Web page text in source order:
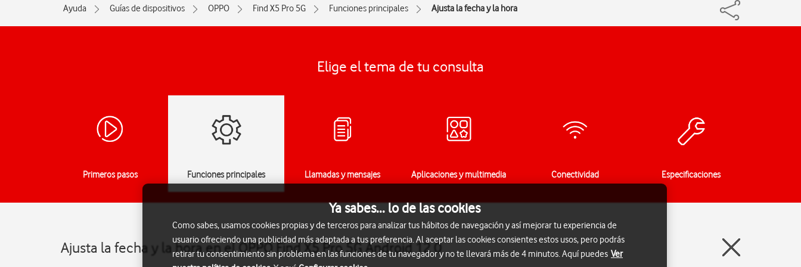
Ayuda Guías de dispositivos OPPO Find X5 Pro 5G Funciones principales Ajusta la fecha y la hora
Elige el tema de tu consulta
Primeros pasos Funciones principales Llamadas y mensajes Aplicaciones y multimedia Conectividad Especificaciones
Ajusta la fecha y la hora en el OPPO Find X5 Pro 5G Android 12.0
Ya sabes... lo de las cookies
Como sabes, usamos cookies propias y de terceros para analizar tus hábitos de navegación y así mejorar tu experiencia de
usuario ofreciendo una publicidad más adaptada a tus preferencia. Al aceptar las cookies consientes estos usos, pero podrás
retirar tu consentimiento sin problema en las funciones de tu navegador y no te llevará más de 4 minutos. Aquí puedes Ver